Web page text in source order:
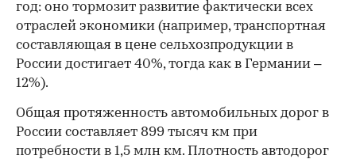
год: оно тормозит развитие фактически всех
отраслей экономики (например, транспортная
составляющая в цене сельхозпродукции в
России достигает 40%, тогда как в Германии –
12%).
Общая протяженность автомобильных дорог в
России составляет 899 тысяч км при
потребности в 1,5 млн км. Плотность автодорог